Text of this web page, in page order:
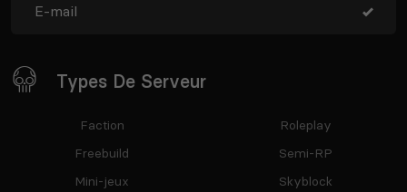
Types De Serveur
Faction
Freebuild
Mini-jeux
Roleplay
Semi-RP
Skyblock